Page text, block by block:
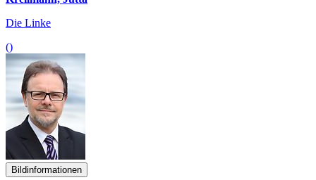
Die Linke
()
Bildinformationen